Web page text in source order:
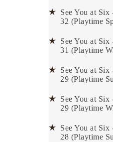
See You at
32 (Playtime
See You at
31 (Playtime
See You at
29 (Playtime
See You at
29 (Playtime
See You at
28 (Playtime